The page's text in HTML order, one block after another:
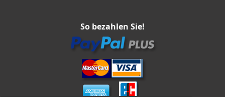
So bezahlen Sie!